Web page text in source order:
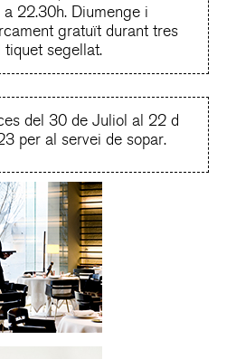
22.30h. Diumenge i
gratuït durant tres
tiquet segellat.
del 30 de Juliol al 22 d
per al servei de sopar.